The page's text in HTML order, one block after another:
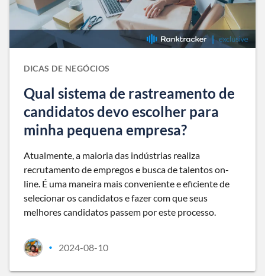
DICAS DE NEGÓCIOS
Qual sistema de rastreamento de
candidatos devo escolher para
minha pequena empresa?
Atualmente, a maioria das indústrias realiza
recrutamento de empregos e busca de talentos on-
line. É uma maneira mais conveniente e eficiente de
selecionar os candidatos e fazer com que seus
melhores candidatos passem por este processo.
• 2024-08-10